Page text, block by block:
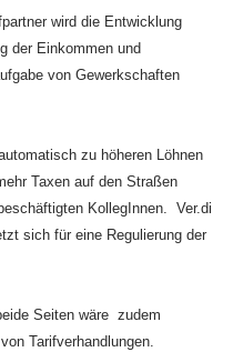
wird die Entwicklung
der Einkommen und
von Gewerkschaften
zu höheren Löhnen
Taxen auf den Straßen
KollegInnen. Ver.di
sich für eine Regulierung der
Seiten wäre zudem
Tarifverhandlungen.